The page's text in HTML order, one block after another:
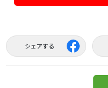
シェアする